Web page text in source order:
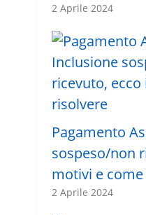
2 Aprile 2024
Pagamento
sospeso/non
motivi e
2 Aprile 2024